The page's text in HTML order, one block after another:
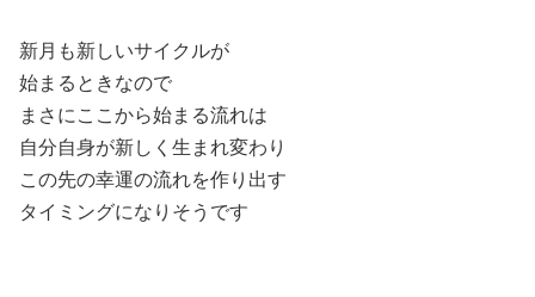
新月も新しいサイクルが
始まるときなので
まさにここから始まる流れは
自分自身が新しく生まれ変わり
この先の幸運の流れを作り出す
タイミングになりそうです